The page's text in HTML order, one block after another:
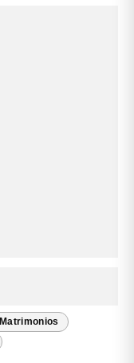
Matrimonios